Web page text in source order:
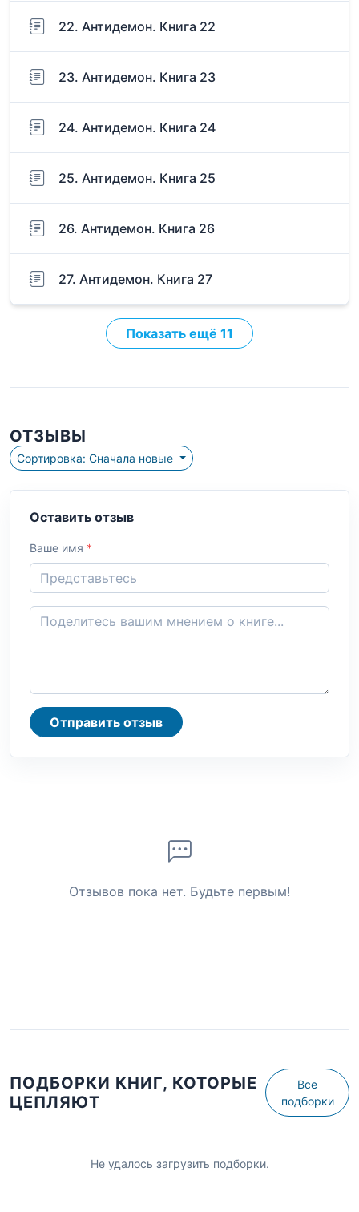
22. Антидемон. Книга 22
23. Антидемон. Книга 23
24. Антидемон. Книга 24
25. Антидемон. Книга 25
26. Антидемон. Книга 26
27. Антидемон. Книга 27
Показать ещё 11
ОТЗЫВЫ
Сортировка: Сначала новые
Оставить отзыв
Ваше имя *
Отправить отзыв
Отзывов пока нет. Будьте первым!
ПОДБОРКИ КНИГ, КОТОРЫЕ
ЦЕПЛЯЮТ
Все
подборки
Не удалось загрузить подборки.